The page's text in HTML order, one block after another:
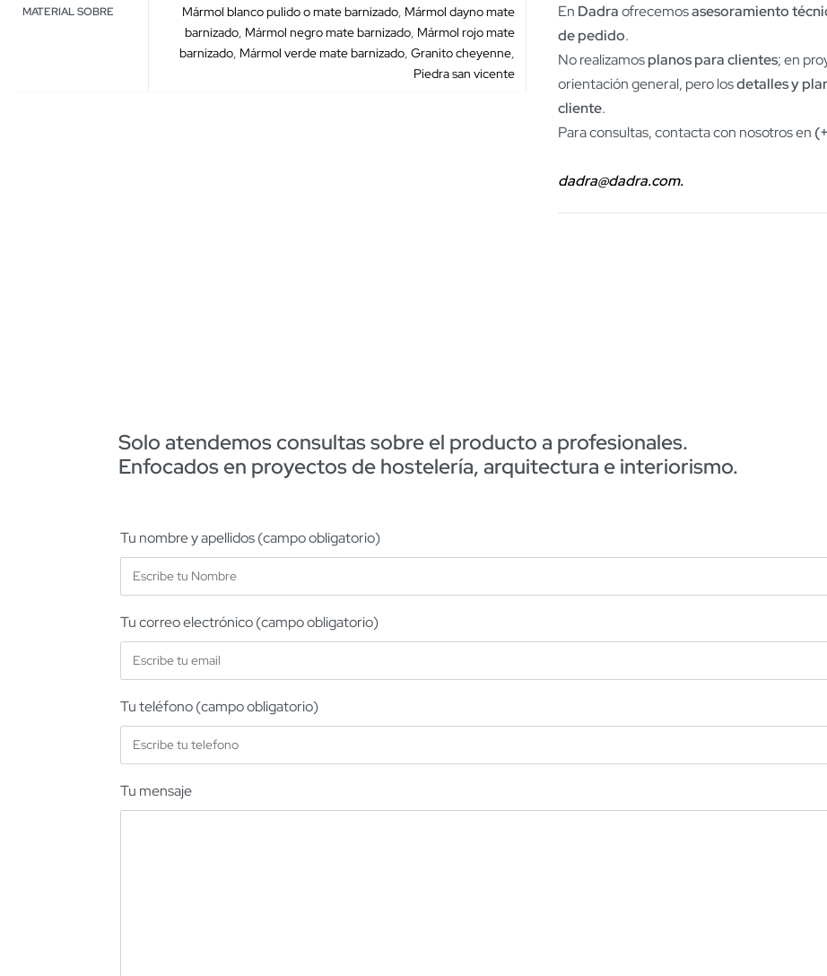
MATERIAL SOBRE
Mármol blanco pulido o mate barnizado, Mármol dayno mate
barnizado, Mármol negro mate barnizado, Mármol rojo mate
barnizado, Mármol verde mate barnizado, Granito cheyenne,
Piedra san vicente
En Dadraofrecemosasesoramiento
de pedido.
No realizamosplanos para clientes; en
orientación general, pero losdetalles y
cliente.
Para consultas, contacta con nosotros en
dadra@dadra.com.
Solo atendemos consultas sobre el producto a profesionales.
Enfocados en proyectos de hostelería, arquitectura e interiorismo.
Tu nombre y apellidos (campo obligatorio)
Tu correo electrónico (campo obligatorio)
Tu teléfono (campo obligatorio)
Tu mensaje